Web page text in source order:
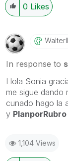
0 Likes
In response to
Hola Sonia
me sigue dando
cunado hago la
y PlanporRubro
1,104 Views